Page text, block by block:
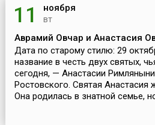
11 ноября
вт
Аврамий Овчар и Анастасия
Дата по старому стилю: 29
название в честь двух святых,
сегодня, — Анастасии
Ростовского. Святая Анастасия
Она родилась в знатной семье,